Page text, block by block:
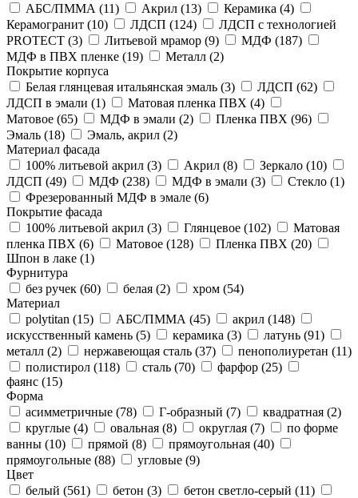
АБС/ПММА (11) Акрил (13) Керамика (4)
Керамогранит (10) ЛДСП (124)
ЛДСП с технологией
PROTECT (3) Литьевой мрамор (9) МДФ (187)
МДФ в ПВХ пленке (19) Металл (2)
Покрытие корпуса
Белая глянцевая итальянская эмаль (3) ЛДСП (62)
ЛДСП в эмали (1) Матовая пленка ПВХ (4)
Матовое (65) МДФ в эмали (2) Пленка ПВХ (96)
Эмаль (18) Эмаль, акрил (2)
Материал фасада
100% литьевой акрил (3) Акрил (8) Зеркало (10)
ЛДСП (49) МДФ (238) МДФ в эмали (3) Стекло (1)
Фрезерованный МДФ в эмале (6)
Покрытие фасада
100% литьевой акрил (3) Глянцевое (102)
Матовая
пленка ПВХ (6) Матовое (128) Пленка ПВХ (20)
Шпон в лаке (1)
Фурнитура
без ручек (60) белая (2) хром (54)
Материал
polytitan (15) АБС/ПММА (45) акрил (148)
искусственный камень (5) керамика (3) латунь (91)
металл (2) нержавеющая сталь (37) пенополиуретан (11)
полистирол (118) сталь (70) фарфор (25)
фаянс (15)
Форма
асимметричные (78) Г-образный (7) квадратная (2)
круглые (4) овальная (8) округлая (7)
по форме
ванны (10) прямой (8) прямоугольная (40)
прямоугольные (88) угловые (9)
Цвет
белый (561) бетон (3) бетон светло-серый (11)